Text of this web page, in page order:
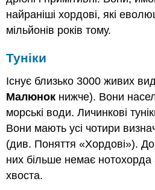
найраніші хордові, які
мільйонів років тому.
Туніки
Існує близько 3000 живих
Малюнок нижче). Вони
морські води. Личинкові
Вони мають усі чотири
(див. Поняття «Хордові»).
них більше немає нотохорда
хвоста.